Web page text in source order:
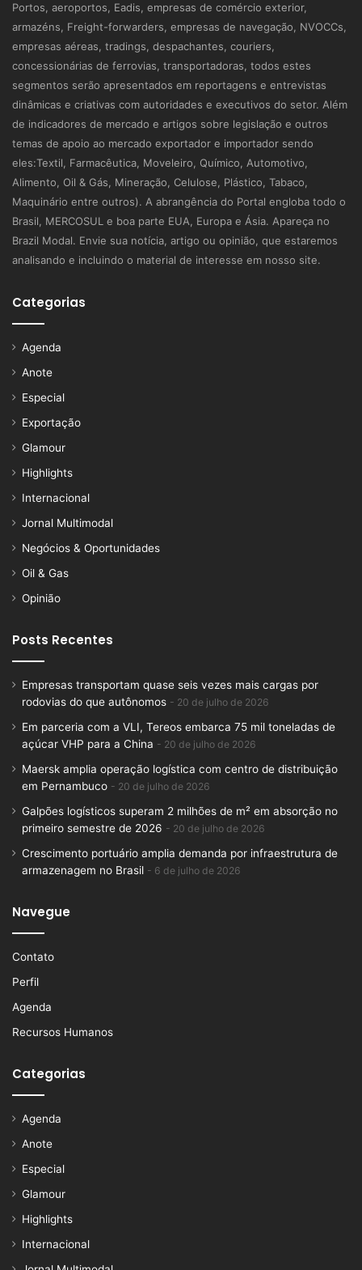
Portos, aeroportos, Eadis, empresas de comércio exterior,
armazéns, Freight-forwarders, empresas de navegação, NVOCCs,
empresas aéreas, tradings, despachantes, couriers,
concessionárias de ferrovias, transportadoras, todos estes
segmentos serão apresentados em reportagens e entrevistas
dinâmicas e criativas com autoridades e executivos do setor. Além
de indicadores de mercado e artigos sobre legislação e outros
temas de apoio ao mercado exportador e importador sendo
eles:Textil, Farmacêutica, Moveleiro, Químico, Automotivo,
Alimento, Oil & Gás, Mineração, Celulose, Plástico, Tabaco,
Maquinário entre outros). A abrangência do Portal engloba todo o
Brasil, MERCOSUL e boa parte EUA, Europa e Ásia. Apareça no
Brazil Modal. Envie sua notícia, artigo ou opinião, que estaremos
analisando e incluindo o material de interesse em nosso site.
Categorias
Agenda
Anote
Especial
Exportação
Glamour
Highlights
Internacional
Jornal Multimodal
Negócios & Oportunidades
Oil & Gas
Opinião
Posts Recentes
Empresas transportam quase seis vezes mais cargas por
rodovias do que autônomos
20 de julho de 2026
Em parceria com a VLI, Tereos embarca 75 mil toneladas de
açúcar VHP para a China
20 de julho de 2026
Maersk amplia operação logística com centro de distribuição
em Pernambuco
20 de julho de 2026
Galpões logísticos superam 2 milhões de m² em absorção no
primeiro semestre de 2026
20 de julho de 2026
Crescimento portuário amplia demanda por infraestrutura de
armazenagem no Brasil
6 de julho de 2026
Navegue
Contato
Perfil
Agenda
Recursos Humanos
Categorias
Agenda
Anote
Especial
Glamour
Highlights
Internacional